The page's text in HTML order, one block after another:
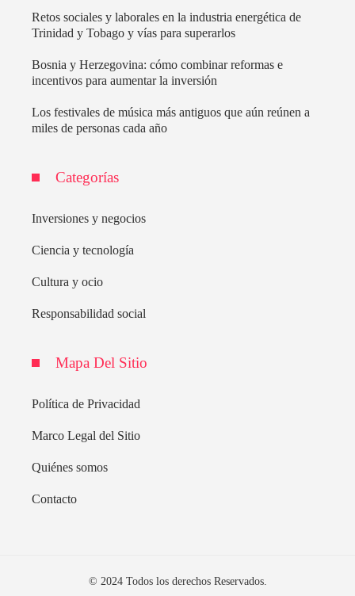
Retos sociales y laborales en la industria energética de
Trinidad y Tobago y vías para superarlos
Bosnia y Herzegovina: cómo combinar reformas e
incentivos para aumentar la inversión
Los festivales de música más antiguos que aún reúnen a
miles de personas cada año
Categorías
Inversiones y negocios
Ciencia y tecnología
Cultura y ocio
Responsabilidad social
Mapa Del Sitio
Política de Privacidad
Marco Legal del Sitio
Quiénes somos
Contacto
© 2024 Todos los derechos Reservados.